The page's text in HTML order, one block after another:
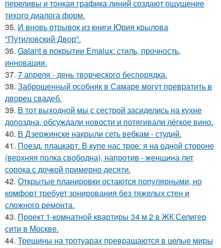
переливы и тонкая графика линий создают ощущение
тихого диалога форм.
35. И вновь отрывок из книги Юрия крылова
"Путиловский Двор".
36. Galant в покрытии Emalux: стиль, прочность,
инновации.
37. 7 апреля - день творческого беспорядка.
38. Заброшенный особняк в Самаре могут превратить в
дворец свадеб.
39. В тот выходной мы с сестрой засиделись на кухне
допоздна, обсуждали новости и потягивали лёгкое вино.
40. В Дзержинске накрыли сеть вебкам - студий.
41. Поезд, плацкарт. В купе нас трое: я на одной стороне
(верхняя полка свободна), напротив - женщина лет
сорока с дочкой примерно десяти.
42. Открытые планировки остаются популярными, но
комфорт требует зонирования без тяжелых стен и
сложного ремонта.
43. Проект 1-комнатной квартиры 34 м 2 в ЖК Селигер
сити в Москве.
44. Трещины на тротуарах превращаются в целые миры